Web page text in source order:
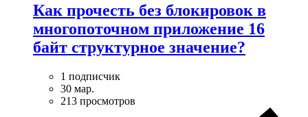
Как прочесть без блокировок в
многопоточном приложение 16
байт структурное значение?
1 подписчик
30 мар.
213 просмотров